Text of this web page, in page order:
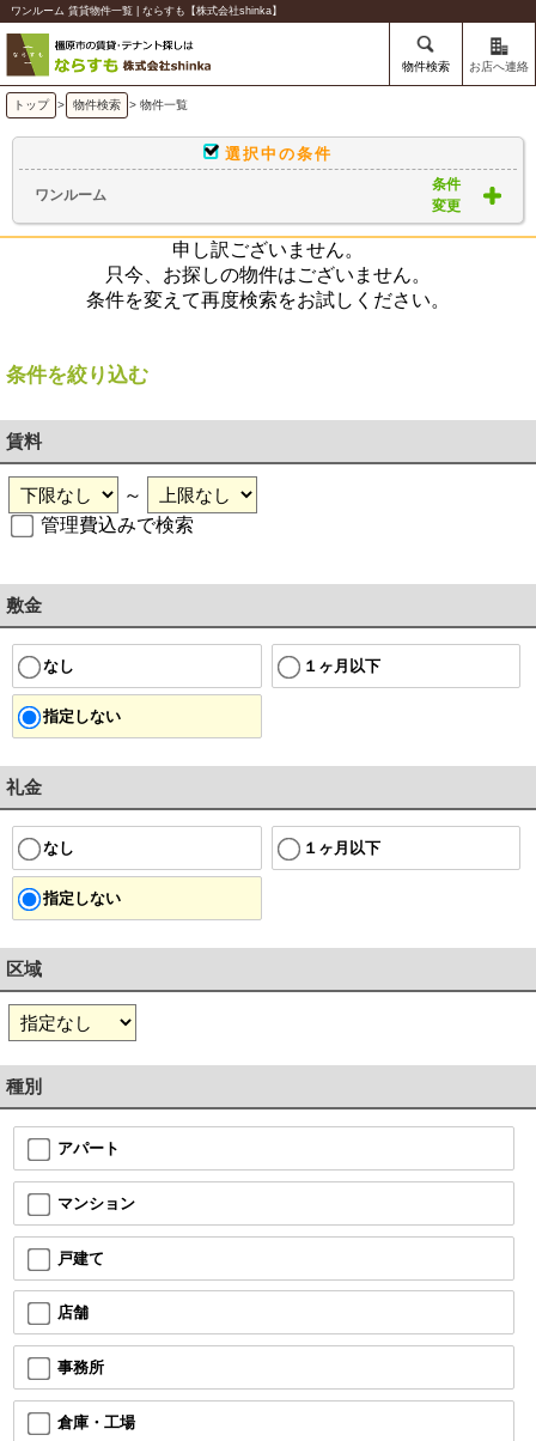
ワンルーム 賃貸物件一覧 | ならすも【株式会社shinka】
物件検索 お店へ連絡
トップ > 物件検索 > 物件一覧
選択中の条件
ワンルーム
条件
変更
申し訳ございません。
只今、お探しの物件はございません。
条件を変えて再度検索をお試しください。
条件を絞り込む
賃料
～
管理費込みで検索
敷金
なし １ヶ月以下
指定しない
礼金
なし １ヶ月以下
指定しない
区域
種別
アパート
マンション
戸建て
店舗
事務所
倉庫・工場